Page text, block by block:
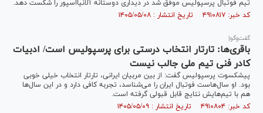
تیم فوتبال پرسپولیس موفق شد در دیداری دوستانه آلانیااسپور را شکست دهد.
کد خبر: ۴۹۱۰۸۱۷ تاریخ انتشار : ۱۴۰۵/۰۵/۰۸
گفت‌وگو|
باقری‌ها: تارتار انتخاب درستی برای پرسپولیس است/ ادبیات
کادر فنی تیم ملی جالب نیست
پیشکسوت پرسپولیس گفت: از بین مربیان ایرانی، تارتار انتخاب خیلی خوبی
بود. او سال‌هاست فوتبال ایران را می‌شناسد، تجربه کافی دارد و در این سال‌ها
هم با تیم‌هایش نتایج قابل قبولی گرفته است.
کد خبر: ۴۹۱۰۸۰۴ تاریخ انتشار : ۱۴۰۵/۰۵/۰۹